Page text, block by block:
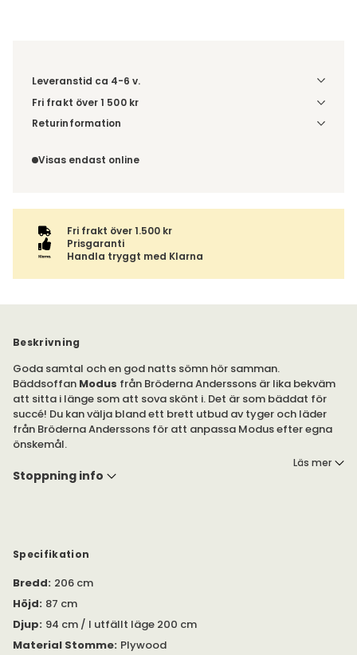
Leveranstid ca 4-6 v.
Fri frakt över 1 500 kr
Välj utförande via 'Gör dina val' för fraktinformation på din
Returinformation
inte av ångerrätten.
Visas endast online
Fri frakt över 1.500 kr
Prisgaranti
Handla tryggt med Klarna
Beskrivning
Goda samtal och en god natts sömn hör samman.
Bäddsoffan Modus från Bröderna Anderssons är lika bekväm
att sitta i länge som att sova skönt i. Det är som bäddat för
succé! Du kan välja bland ett brett utbud av tyger och läder
från Bröderna Anderssons för att anpassa Modus efter egna
önskemål.
Bäddsoffan Modus från Bröderna Anderssons finns i 140
ingår.
Funktionen ”Mover” finns som tillval mot en mindre kostnad,
som med ett enkelt handgrepp gör att bäddsoffan blir rullbar.
Då är den smidig att flytta vid städning!
Läs mer
Stoppning info
Specifikation
Bredd: 206 cm
Höjd: 87 cm
Djup: 94 cm / I utfällt läge 200 cm
Material Stomme: Plywood